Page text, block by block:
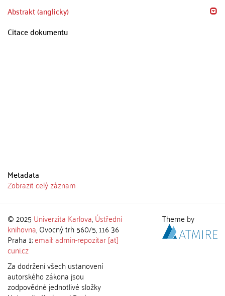
Abstrakt (anglicky)
Citace dokumentu
Metadata
Zobrazit celý záznam
© 2025 Univerzita Karlova,Ústřední
knihovna, Ovocný trh 560/5, 116 36
Praha 1;email: admin-repozitar [at]
cuni.cz
Za dodržení všech ustanovení
autorského zákona jsou
zodpovědné jednotlivé složky
Theme by